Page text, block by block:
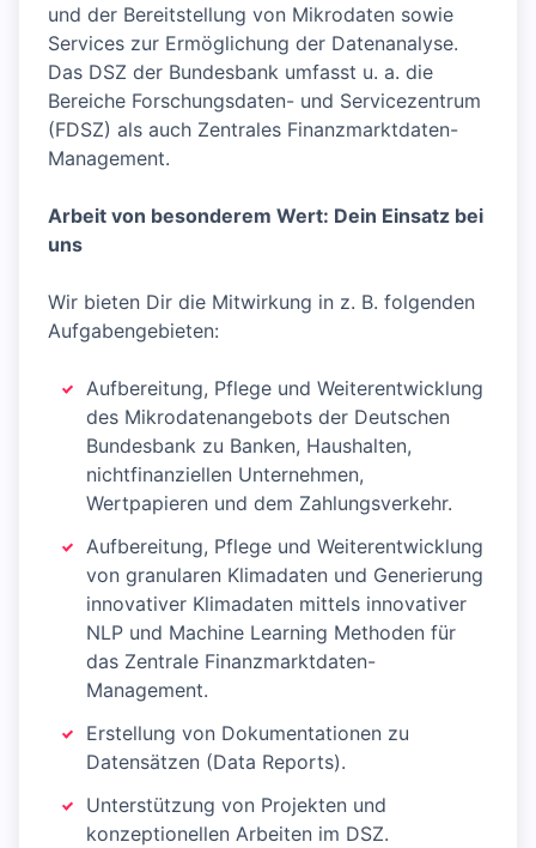
und der Bereitstellung von Mikrodaten sowie
Services zur Ermöglichung der Datenanalyse.
Das DSZ der Bundesbank umfasst u. a. die
Bereiche Forschungsdaten- und Servicezentrum
(FDSZ) als auch Zentrales Finanzmarktdaten-
Management.
Arbeit von besonderem Wert: Dein Einsatz bei
uns
Wir bieten Dir die Mitwirkung in z. B. folgenden
Aufgabengebieten:
Aufbereitung, Pflege und Weiterentwicklung
des Mikrodatenangebots der Deutschen
Bundesbank zu Banken, Haushalten,
nichtfinanziellen Unternehmen,
Wertpapieren und dem Zahlungsverkehr.
Aufbereitung, Pflege und Weiterentwicklung
von granularen Klimadaten und Generierung
innovativer Klimadaten mittels innovativer
NLP und Machine Learning Methoden für
das Zentrale Finanzmarktdaten-
Management.
Erstellung von Dokumentationen zu
Datensätzen (Data Reports).
Unterstützung von Projekten und
konzeptionellen Arbeiten im DSZ.